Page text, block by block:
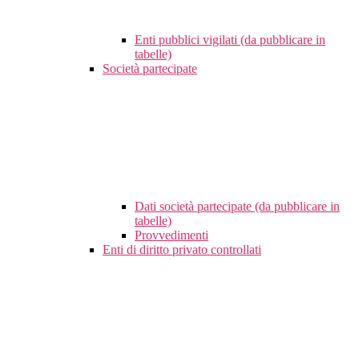
Enti pubblici vigilati (da pubblicare in
tabelle)
Società partecipate
Dati società partecipate (da pubblicare in
tabelle)
Provvedimenti
Enti di diritto privato controllati